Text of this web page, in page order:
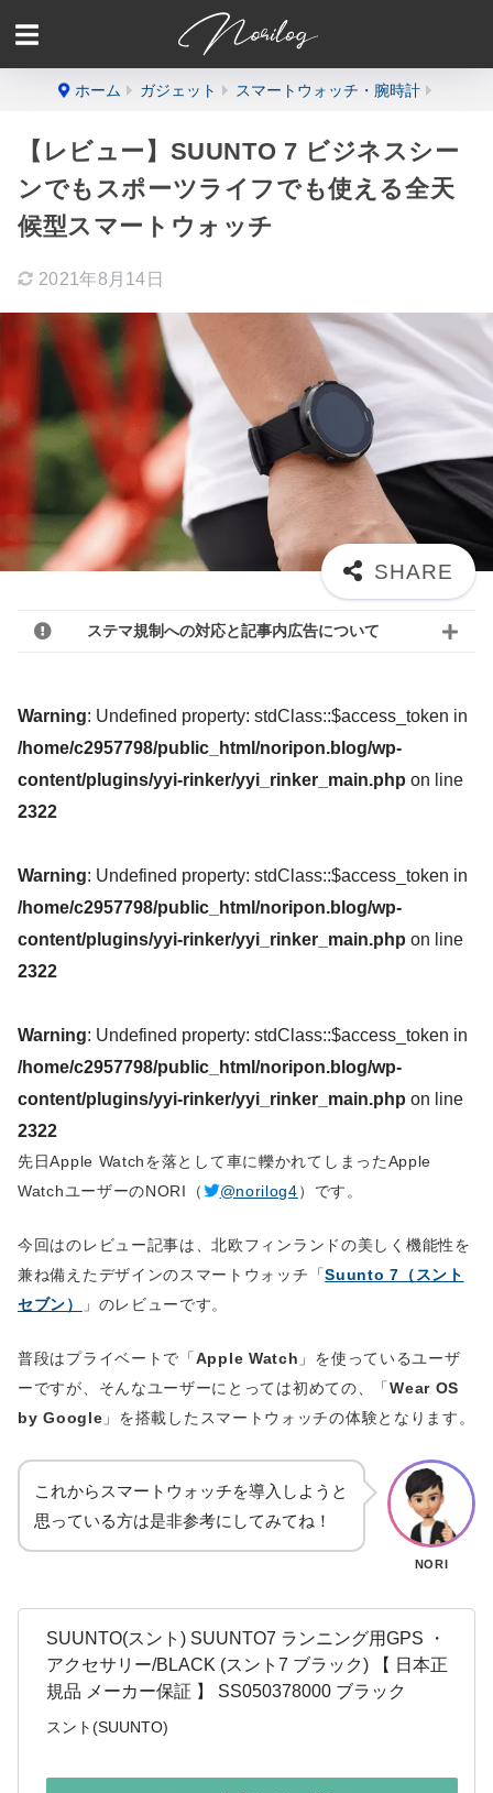
ホーム ガジェット スマートウォッチ・腕時計
【レビュー】SUUNTO 7 ビジネスシー
ンでもスポーツライフでも使える全天
候型スマートウォッチ
2021年8月14日
ステマ規制への対応と記事内広告について
Warning: Undefined property: stdClass::$access_token in
/home/c2957798/public_html/noripon.blog/wp-
content/plugins/yyi-rinker/yyi_rinker_main.php on line
2322
Warning: Undefined property: stdClass::$access_token in
/home/c2957798/public_html/noripon.blog/wp-
content/plugins/yyi-rinker/yyi_rinker_main.php on line
2322
Warning: Undefined property: stdClass::$access_token in
/home/c2957798/public_html/noripon.blog/wp-
content/plugins/yyi-rinker/yyi_rinker_main.php on line
2322
先日Apple Watchを落として車に轢かれてしまったApple
WatchユーザーのNORI（
@norilog4）です。
今回はのレビュー記事は、北欧フィンランドの美しく機能性を
兼ね備えたデザインのスマートウォッチ「Suunto 7（スント
セブン）
」のレビューです。
普段はプライベートで「Apple Watch 」を使っているユーザ
ーですが、そんなユーザーにとっては初めての、「Wear OS
by Google 」を搭載したスマートウォッチの体験となります。
これからスマートウォッチを導入しようと
思っている方は是非参考にしてみてね！
NORI
SUUNTO(スント) SUUNTO7 ランニング用GPS ・
アクセサリー/BLACK (スント7 ブラック) 【 日本正
規品 メーカー保証 】 SS050378000 ブラック
スント(SUUNTO)